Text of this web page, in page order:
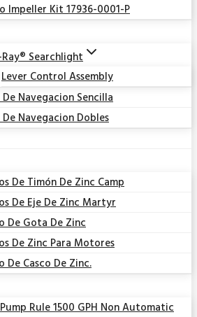
Impeller Kit 17936-0001-P
Searchlight
Lever Control Assembly
De Navegacion Sencilla
De Navegacion Dobles
De Timón De Zinc Camp
De Eje De Zinc Martyr
De Gota De Zinc
De Zinc Para Motores
De Casco De Zinc.
Rule 1500 GPH Non Automatic